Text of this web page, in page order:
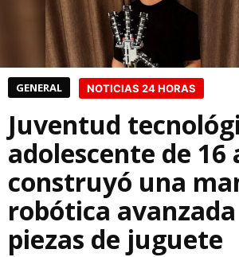
GENERAL NOTICIAS 24 HORAS
Juventud
adolescente de 16
construyó una
robótica
piezas de juguete